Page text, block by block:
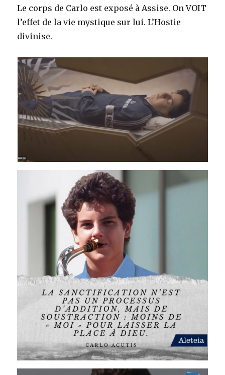
Le corps de Carlo est exposé à Assise. On VOIT
l’effet de la vie mystique sur lui. L’Hostie
divinise.